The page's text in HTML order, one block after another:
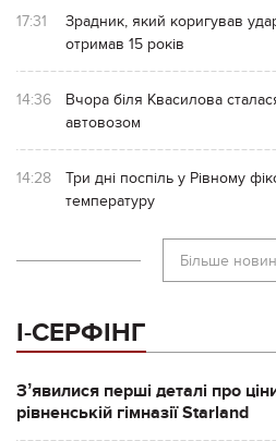
17:31
Зрадник, який коригував
отримав 15 років
14:36
Вчора біля Квасилова
автовозом
14:28
Три дні поспіль у Рівному
температуру
Більше новин
І-СЕРФІНГ
Зʼявилися перші деталі про
рівненській гімназії Starland